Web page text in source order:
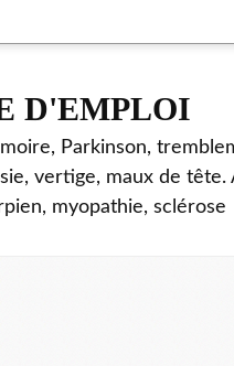
D'EMPLOI
Parkinson,
vertige, maux de
myopathie, sclérose